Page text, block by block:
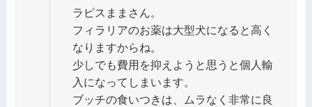
ラピスままさん。
フィラリアのお薬は大型犬になると高く
なりますからね。
少しでも費用を抑えようと思うと個人輸
入になってしまいます。
ブッチの食いつきは、ムラなく非常に良